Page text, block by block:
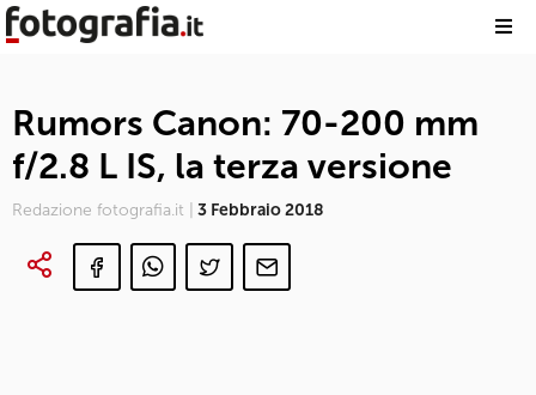
Rumors Canon: 70-200 mm
f/2.8 L IS, la terza versione
Redazione fotografia.it | 3 Febbraio 2018